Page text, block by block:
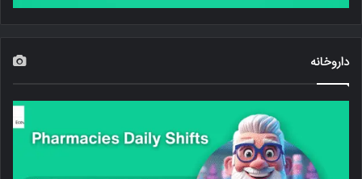
داروخانه